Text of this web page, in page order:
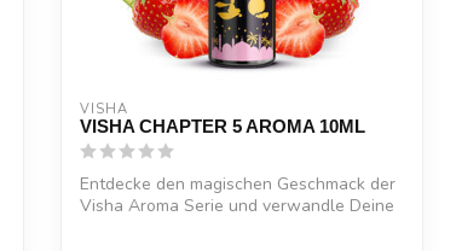
VISHA
VISHA CHAPTER 5 AROMA 10ML
Entdecke den magischen Geschmack der
Visha Aroma Serie und verwandle Deine